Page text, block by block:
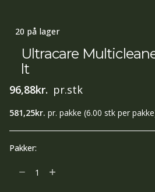
20 på lager
Ultracare
lt
96,88kr. pr.stk
581,25kr. pr. pakke (6.00 stk per
Pakker:
Ultracare